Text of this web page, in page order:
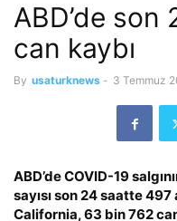
ABD’de
can kaybı
By usaturknews - 3 Temmuz
ABD’de COVID-19
sayısı son 24 saatte
California, 63 bin 762